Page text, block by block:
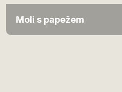
Moli s papežem